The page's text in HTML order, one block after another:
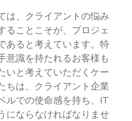
は、クライアントの悩み
ることこそが、プロジェ
あると考えています。特
意識を持たれるお客様も
いと考えていただくケー
ちは、クライアント企業
ルでの使命感を持ち、IT
にならなければなりませ